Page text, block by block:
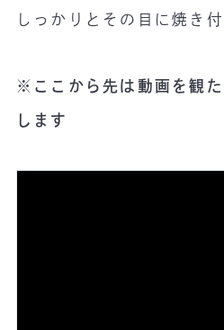
しっかりとその目に焼き
※ここから先は動画を観
します